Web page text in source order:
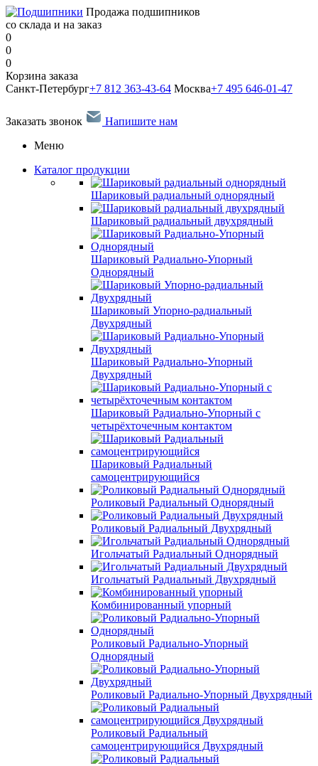
Продажа подшипников
со склада и на заказ
0
0
0
Корзина заказа
Санкт-Петербург+7 812 363-43-64 Москва+7 495 646-01-47
Заказать звонок
Напишите нам
Меню
Каталог продукции
Шариковый радиальный однорядный
Шариковый радиальный двухрядный
Шариковый Радиально-Упорный
Однорядный
Шариковый Упорно-радиальный
Двухрядный
Шариковый Радиально-Упорный
Двухрядный
Шариковый Радиально-Упорный с
четырёхточечным контактом
Шариковый Радиальный
самоцентрирующийся
Роликовый Радиальный Однорядный
Роликовый Радиальный Двухрядный
Игольчатый Радиальный Однорядный
Игольчатый Радиальный Двухрядный
Комбинированный упорный
Роликовый Радиально-Упорный
Однорядный
Роликовый Радиально-Упорный Двухрядный
Роликовый Радиальный
самоцентрирующийся Двухрядный